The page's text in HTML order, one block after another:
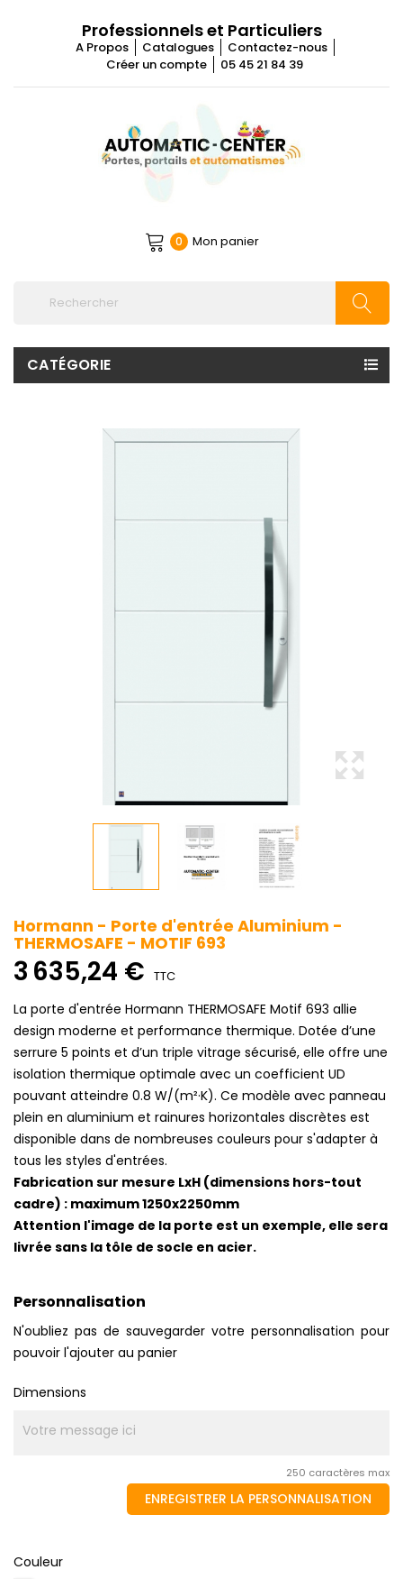
Professionnels et Particuliers
A Propos Catalogues
Contactez-nous
Créer un compte
05 45 21 84 39
0 Mon panier
CATÉGORIE
Hormann - Porte d'entrée Aluminium -
THERMOSAFE - MOTIF 693
3 635,24 € TTC
La porte d'entrée Hormann THERMOSAFE Motif 693 allie
design moderne et performance thermique. Dotée d’une
serrure 5 points et d’un triple vitrage sécurisé, elle offre une
isolation thermique optimale avec un coefficient UD
pouvant atteindre 0.8 W/(m²·K). Ce modèle avec panneau
plein en aluminium et rainures horizontales discrètes est
disponible dans de nombreuses couleurs pour s'adapter à
tous les styles d'entrées.
Fabrication sur mesure LxH (dimensions hors-tout
cadre) : maximum 1250x2250mm
Attention l'image de la porte est un exemple, elle sera
livrée sans la tôle de socle en acier.
Personnalisation
N'oubliez pas de sauvegarder votre personnalisation pour
pouvoir l'ajouter au panier
Dimensions
250 caractères max
ENREGISTRER LA PERSONNALISATION
Couleur